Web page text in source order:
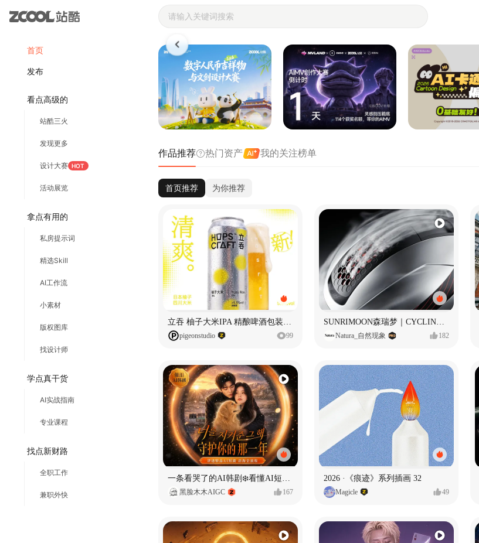
首页
发布
看点高级的
站酷三火
发现更多
设计大赛 HOT
活动展览
拿点有用的
私房提示词
精选Skill
AI工作流
小素材
版权图库
找设计师
学点真干货
AI实战指南
专业课程
找点新财路
全职工作
兼职外快
站酷ZCOOL - 设计师们都在站酷
作品推荐 热门资产 我的关注榜单
首页推荐 为你推荐
立吞 柚子大米IPA 精酿啤酒包装设计
pigeonstudio 99
SUNRIMOON森瑞梦｜CYCLING HELMET CG｜气动骑行头盔
Natura_自然现象 182
黑脸木木AIGC 167
2026 ·《痕迹》系列插画 32
Magicle 49